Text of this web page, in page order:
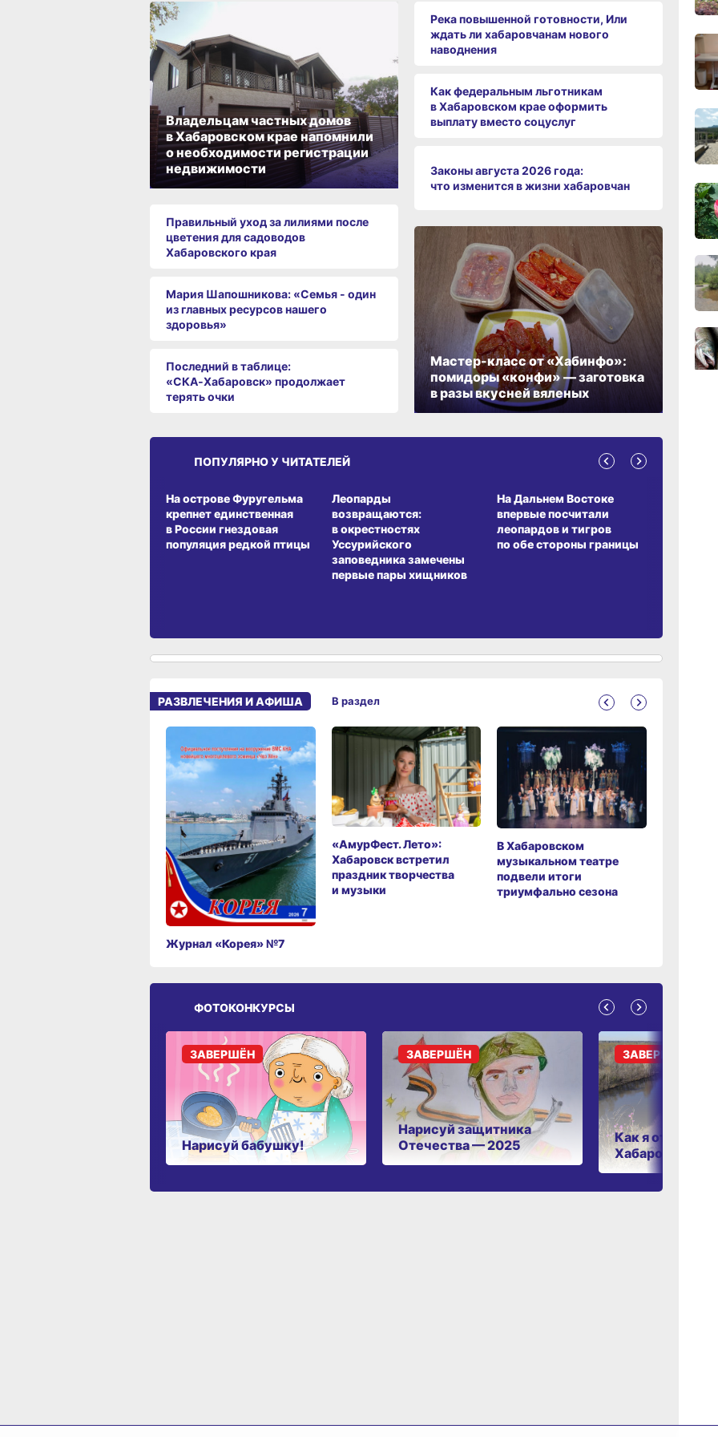
Владельцам частных домов
в Хабаровском крае напомнили
о необходимости регистрации
недвижимости
Правильный уход за лилиями после
цветения для садоводов
Хабаровского края
Мария Шапошникова: «Семья - один
из главных ресурсов нашего
здоровья»
Последний в таблице:
«СКА‑Хабаровск» продолжает
терять очки
Река повышенной готовности, Или
ждать ли хабаровчанам нового
наводнения
Как федеральным льготникам
в Хабаровском крае оформить
выплату вместо соцуслуг
Законы августа 2026 года:
что изменится в жизни хабаровчан
Мастер-класс от «Хабинфо»:
помидоры «конфи» — заготовка
в разы вкусней вяленых
ПОПУЛЯРНО У ЧИТАТЕЛЕЙ
На острове Фуругельма
крепнет единственная
в России гнездовая
популяция редкой птицы
Леопарды
возвращаются:
в окрестностях
Уссурийского
заповедника замечены
первые пары хищников
На Дальнем Востоке
впервые посчитали
леопардов и тигров
по обе стороны границы
РАЗВЛЕЧЕНИЯ И АФИША
Журнал «Корея» №7
«АмурФест. Лето»:
Хабаровск встретил
праздник творчества
и музыки
В Хабаровском
музыкальном театре
подвели итоги
триумфально сезона
В раздел
ФОТОКОНКУРСЫ
Нарисуй бабушку!
ЗАВЕРШЁН
Нарисуй защитника
Отечества — 2025
ЗАВЕРШЁН
Как я отдыхаю в
Хабаровском
ЗАВЕРШЁН